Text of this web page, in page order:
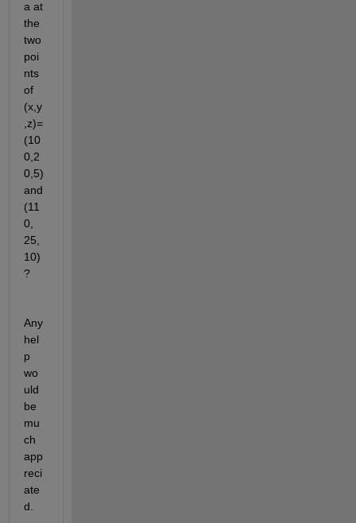
a at
the
two
poi
nts
of
(x,y
,z)=
(10
0,2
0,5)
and
(11
0,
25,
10)
?
Any
hel
p
wo
uld
be
mu
ch
app
reci
ate
d.